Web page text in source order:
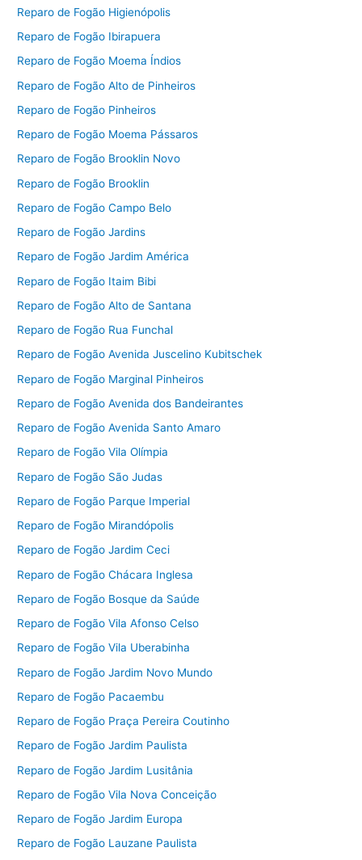
Reparo de Fogão Higienópolis
Reparo de Fogão Ibirapuera
Reparo de Fogão Moema Índios
Reparo de Fogão Alto de Pinheiros
Reparo de Fogão Pinheiros
Reparo de Fogão Moema Pássaros
Reparo de Fogão Brooklin Novo
Reparo de Fogão Brooklin
Reparo de Fogão Campo Belo
Reparo de Fogão Jardins
Reparo de Fogão Jardim América
Reparo de Fogão Itaim Bibi
Reparo de Fogão Alto de Santana
Reparo de Fogão Rua Funchal
Reparo de Fogão Avenida Juscelino Kubitschek
Reparo de Fogão Marginal Pinheiros
Reparo de Fogão Avenida dos Bandeirantes
Reparo de Fogão Avenida Santo Amaro
Reparo de Fogão Vila Olímpia
Reparo de Fogão São Judas
Reparo de Fogão Parque Imperial
Reparo de Fogão Mirandópolis
Reparo de Fogão Jardim Ceci
Reparo de Fogão Chácara Inglesa
Reparo de Fogão Bosque da Saúde
Reparo de Fogão Vila Afonso Celso
Reparo de Fogão Vila Uberabinha
Reparo de Fogão Jardim Novo Mundo
Reparo de Fogão Pacaembu
Reparo de Fogão Praça Pereira Coutinho
Reparo de Fogão Jardim Paulista
Reparo de Fogão Jardim Lusitânia
Reparo de Fogão Vila Nova Conceição
Reparo de Fogão Jardim Europa
Reparo de Fogão Lauzane Paulista